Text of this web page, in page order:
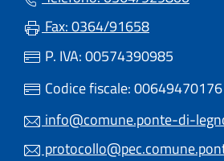
Fax: 0364/91658
P. IVA: 00574390985
Codice fiscale: 00649470176
info@comune.ponte-di-